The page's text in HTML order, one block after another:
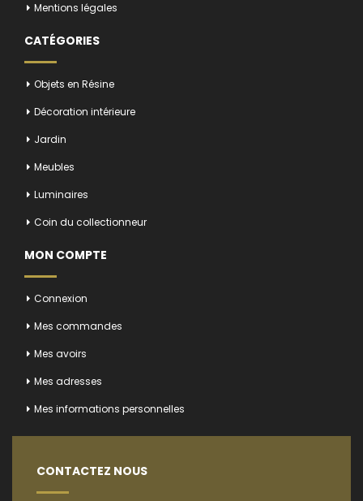
Mentions légales
CATÉGORIES
Objets en Résine
Décoration intérieure
Jardin
Meubles
Luminaires
Coin du collectionneur
MON COMPTE
Connexion
Mes commandes
Mes avoirs
Mes adresses
Mes informations personnelles
CONTACTEZ NOUS